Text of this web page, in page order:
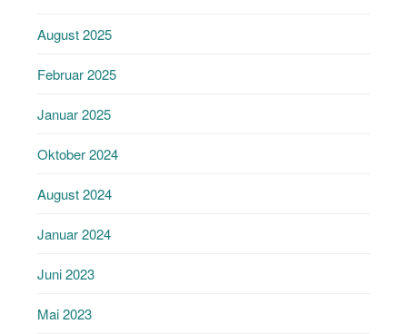
August 2025
Februar 2025
Januar 2025
Oktober 2024
August 2024
Januar 2024
Juni 2023
Mai 2023